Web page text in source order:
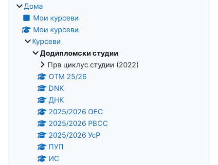
Дома
Мои курсеви
Мои курсеви
Курсеви
Додипломски студии
Прв циклус студии (2022)
OTM 25/26
DNK
ДНК
2025/2026 ОЕС
2025/2026 РВСС
2025/2026 УсР
ПУП
ИС